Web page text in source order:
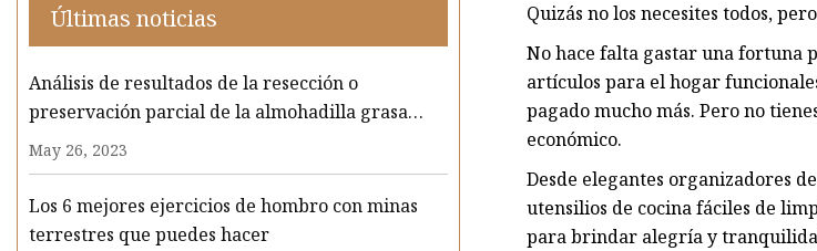
Últimas noticias
Análisis de resultados de la resección o
preservación parcial de la almohadilla grasa
infrapatelar en pacientes con reconstrucción del
ligamento cruzado anterior
May 26, 2023
Los 6 mejores ejercicios de hombro con minas
terrestres que puedes hacer
Quizás no los necesites todos,
No hace falta gastar una fortuna
artículos para el hogar
pagado mucho más. Pero no
económico.
Desde elegantes organizadores
utensilios de cocina fáciles de
para brindar alegría y